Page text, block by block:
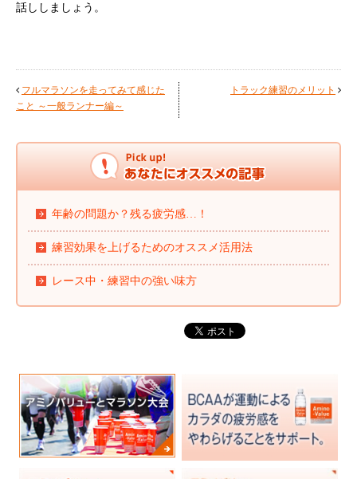
話ししましょう。
フルマラソンを走ってみて感じた
こと ～一般ランナー編～
トラック練習のメリット
年齢の問題か？残る疲労感…！
練習効果を上げるためのオススメ活用法
レース中・練習中の強い味方